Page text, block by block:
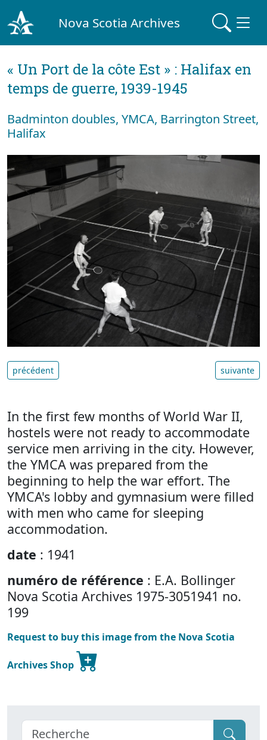
Nova Scotia Archives
« Un Port de la côte Est » : Halifax en
temps de guerre, 1939-1945
Badminton doubles, YMCA, Barrington Street,
Halifax
précédent suivante
In the first few months of World War II,
hostels were not ready to accommodate
service men arriving in the city. However,
the YMCA was prepared from the
beginning to help the war effort. The
YMCA's lobby and gymnasium were filled
with men who came for sleeping
accommodation.
date : 1941
numéro de référence : E.A. Bollinger
Nova Scotia Archives 1975-3051941 no.
199
Request to buy this image from the Nova Scotia
Archives Shop